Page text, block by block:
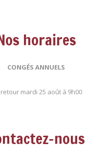
horaires
CONGÉS ANNUELS
mardi 25 août à 9h00
nous